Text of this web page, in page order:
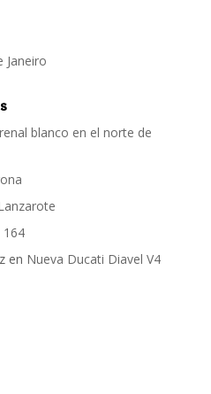
Janeiro
blanco en el norte de
164
en Nueva Ducati Diavel V4